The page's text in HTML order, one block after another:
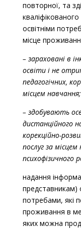
повторної, та
освітніми
місце
– зараховані в
освіти і не
педагогічних,
місцем навчання;
– здобувають
дистанційного
корекційно-
послуг за
психофізичного
надання
представникам)
потребами, які
проживання в
яких можна